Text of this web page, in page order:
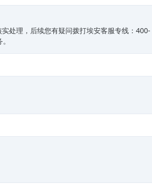
处理，后续您有疑问拨打埃安客服专线：400-